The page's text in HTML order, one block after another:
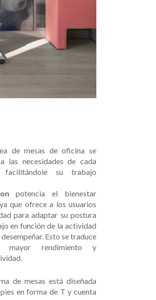
de mesas de oficina se
las necesidades de cada
facilitándole su trabajo
potencia el bienestar
que ofrece a los usuarios
para adaptar su postura
en función de la actividad
desempeñar. Esto se traduce
rendimiento y
de mesas está diseñada
en forma de T y cuenta